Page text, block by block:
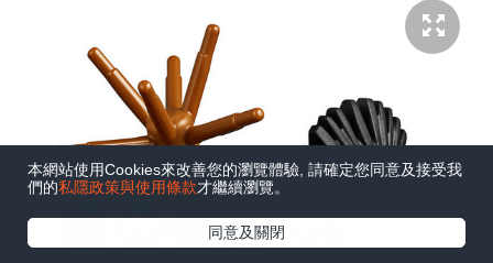
本網站使用Cookies來改善您的瀏覽體驗, 請確定您同意及接受我
們的私隱政策與使用條款才繼續瀏覽。
同意及關閉